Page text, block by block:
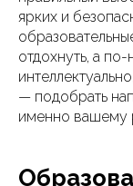
ярких и
отдохнуть, а
— подобрать
именно вашему